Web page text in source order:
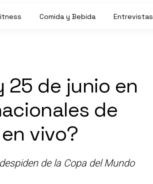
Comida y Bebida Entrevistas
25 de junio en
de
vivo?
de la Copa del Mundo